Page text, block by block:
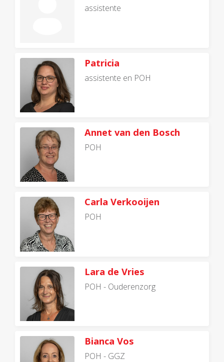
assistente
Patricia
assistente en POH
Annet van den Bosch
POH
Carla Verkooijen
POH
Lara de Vries
POH - Ouderenzorg
Bianca Vos
POH - GGZ